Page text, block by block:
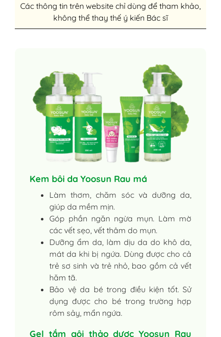
Các thông tin trên website chỉ dùng để tham khảo,
không thể thay thế ý kiến Bác sĩ
Kem bôi da Yoosun Rau má
Làm thơm, chăm sóc và dưỡng da,
giúp da mềm mịn.
Góp phần ngăn ngừa mụn. Làm mờ
các vết sẹo, vết thâm do mụn.
Dưỡng ẩm da, làm dịu da do khô da,
mát da khi bị ngứa. Dùng được cho cả
trẻ sơ sinh và trẻ nhỏ, bao gồm cả vết
hăm tã.
Bảo vệ da bé trong điều kiện tốt. Sử
dụng được cho bé trong trường hợp
rôm sảy, mẩn ngứa.
Gel tắm gội thảo dược Yoosun Rau